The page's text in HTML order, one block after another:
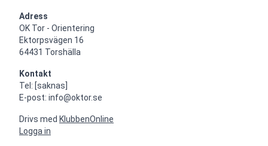
Adress
OK Tor - Orientering
Ektorpsvägen 16
64431 Torshälla
Kontakt
Tel: [saknas]
E-post: info@oktor.se
Drivs med KlubbenOnline
Logga in